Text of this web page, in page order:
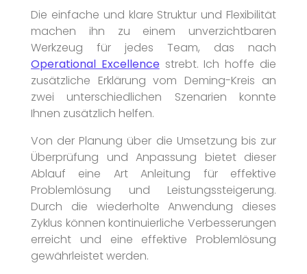
Die einfache und klare Struktur und Flexibilität
machen ihn zu einem unverzichtbaren
Werkzeug für jedes Team, das nach
Operational Excellencestrebt. Ich hoffe die
zusätzliche Erklärung vom Deming-Kreis an
zwei unterschiedlichen Szenarien konnte
Ihnen zusätzlich helfen.
Von der Planung über die Umsetzung bis zur
Überprüfung und Anpassung bietet dieser
Ablauf eine Art Anleitung für effektive
Problemlösung und Leistungssteigerung.
Durch die wiederholte Anwendung dieses
Zyklus können kontinuierliche Verbesserungen
erreicht und eine effektive Problemlösung
gewährleistet werden.